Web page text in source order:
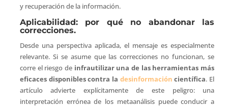
y recuperación de la información.
Aplicabilidad: por qué no abandonar las
correcciones.
Desde una perspectiva aplicada, el mensaje es especialmente
relevante. Si se asume que las correcciones no funcionan, se
corre el riesgo de infrautilizar una de las herramientas más
eficaces disponibles contra la desinformación científica. El
artículo advierte explícitamente de este peligro: una
interpretación errónea de los metaanálisis puede conducir a